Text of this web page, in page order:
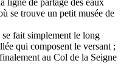
se trouve un petit musée de
fait simplement le long
qui composent le versant ;
au Col de la Seigne